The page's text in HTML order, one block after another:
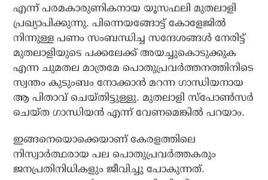
എന്ന് പരമകാരുണികനായ യൂസഫലി മുതലാളി
പ്രഖ്യാപിക്കുന്നു. പിന്നെയങ്ങോട്ട് കോളേജില്‍
നിന്നുള്ള പണം സംബന്ധിച്ച സന്ദേശങ്ങള്‍ നേരിട്ട്
മുതലാളിയുടെ പക്കലേക്ക് അയച്ചുകൊടുക്കുക
എന്ന ചുമതല മാത്രമേ പൊതുപ്രവര്‍ത്തനത്തിനിടെ
സ്വന്തം കുടുംബം നോക്കാന്‍ മറന്ന ഗാന്ധിയനായ
ആ പിതാവ് ചെയ്തിട്ടുള്ളു. മുതലാളി സ്‌പോണ്‍സര്‍
ചെയ്ത ഗാന്ധിയന്‍ എന്ന് വേണമെങ്കില്‍ പറയാം.
ഇങ്ങനെയൊക്കെയാണ് കേരളത്തിലെ
നിസ്വാര്‍ത്ഥരായ പല പൊതുപ്രവര്‍ത്തകരും
ജനപ്രതിനിധികളും ജീവിച്ചു പോകുന്നത്.